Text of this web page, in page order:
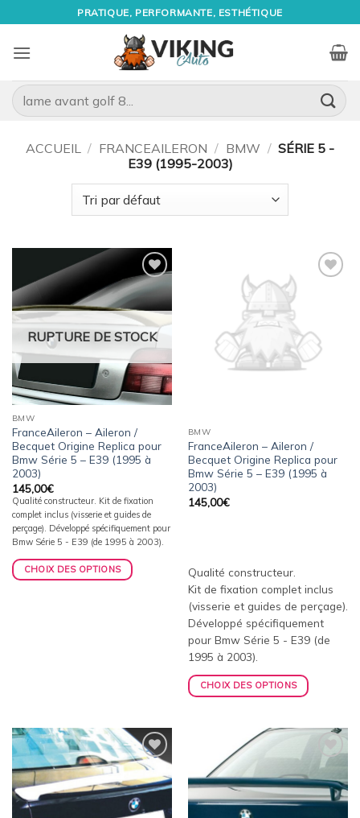
au
contenu
PRATIQUE, PERFORMANTE, ESTHÉTIQUE
Recherche
pour :
ACCUEIL / FRANCEAILERON / BMW / SÉRIE 5 -
E39 (1995-2003)
Ajouter
à la
wishlist
RUPTURE DE STOCK
BMW
FranceAileron – Aileron /
Becquet Origine Replica pour
Bmw Série 5 – E39 (1995 à
2003)
145,00€
Qualité constructeur. Kit de fixation
complet inclus (visserie et guides de
perçage). Développé spécifiquement pour
Bmw Série 5 - E39 (de 1995 à 2003).
CHOIX DES OPTIONS
BMW
FranceAileron – Aileron /
Becquet Origine Replica pour
Bmw Série 5 – E39 (1995 à
2003)
145,00€
Qualité constructeur.
Kit de fixation complet inclus
(visserie et guides de perçage).
Développé spécifiquement
pour Bmw Série 5 - E39 (de
1995 à 2003).
CHOIX DES OPTIONS
Ajouter
à la
wishlist
Ajouter
à la
wishlist